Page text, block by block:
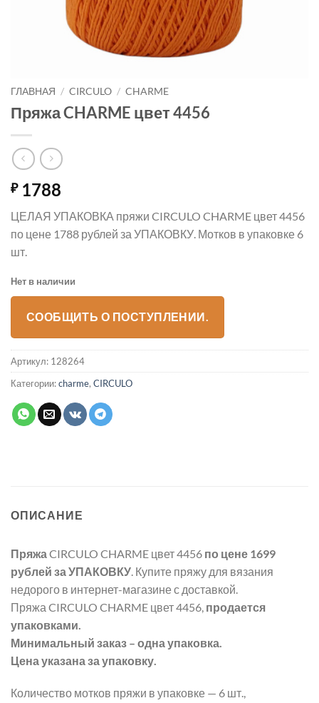
ГЛАВНАЯ / CIRCULO / CHARME
Пряжа CHARME цвет 4456
₽1788
ЦЕЛАЯ УПАКОВКА пряжи CIRCULO CHARME цвет 4456
по цене 1788 рублей за УПАКОВКУ. Мотков в упаковке 6
шт.
Нет в наличии
СООБЩИТЬ О ПОСТУПЛЕНИИ.
Артикул: 128264
Категории:charme, CIRCULO
ОПИСАНИЕ
Пряжа CIRCULO CHARME цвет 4456 по цене 1699
рублей за УПАКОВКУ . Купите пряжу для вязания
недорого в интернет-магазине с доставкой.
Пряжа CIRCULO CHARME цвет 4456, продается
упаковками.
Минимальный заказ – одна упаковка.
Цена указана за упаковку.
Количество мотков пряжи в упаковке — 6 шт.,